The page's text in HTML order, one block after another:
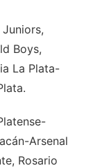
Boys,
La Plata-
Arsenal
Rosario